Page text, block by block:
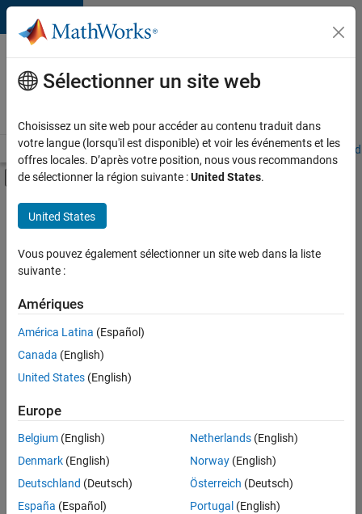
Passer au contenu
Votre
carrière
chez
Accueil Explorer nos opportunités Adresses de nos bureaux
Activer/désactiver l'affichage du menu
Contenu principal
FILTRER PAR
Programme destiné aux nouvelles carrières (EDG)
Support avancé
Technologies de l’information
Actuellement,
aucune
offre
d'emploi
correspondant
à vos
critères
de
recherche.
Vous
Sélectionner un site web
Choisissez un site web pour accéder au contenu traduit dans
votre langue (lorsqu'il est disponible) et voir les événements et les
offres locales. D’après votre position, nous vous recommandons
de sélectionner la région suivante :United States.
United States
Vous pouvez également sélectionner un site web dans la liste
suivante :
Amériques
América Latina (Español)
Canada (English)
United States (English)
Europe
Belgium (English)
Denmark (English)
Deutschland (Deutsch)
España (Español)
Netherlands(English)
Norway(English)
Österreich (Deutsch)
Portugal (English)